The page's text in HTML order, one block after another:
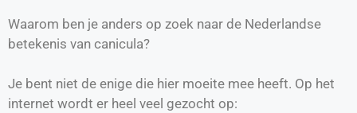
Waarom ben je anders op zoek naar de Nederlandse
betekenis van canicula?
Je bent niet de enige die hier moeite mee heeft. Op het
internet wordt er heel veel gezocht op: